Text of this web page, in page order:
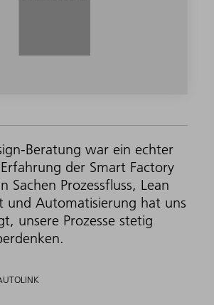
Beratung war ein echter
der Smart Factory
Sachen Prozessfluss, Lean
und Automatisierung hat uns
unsere Prozesse stetig